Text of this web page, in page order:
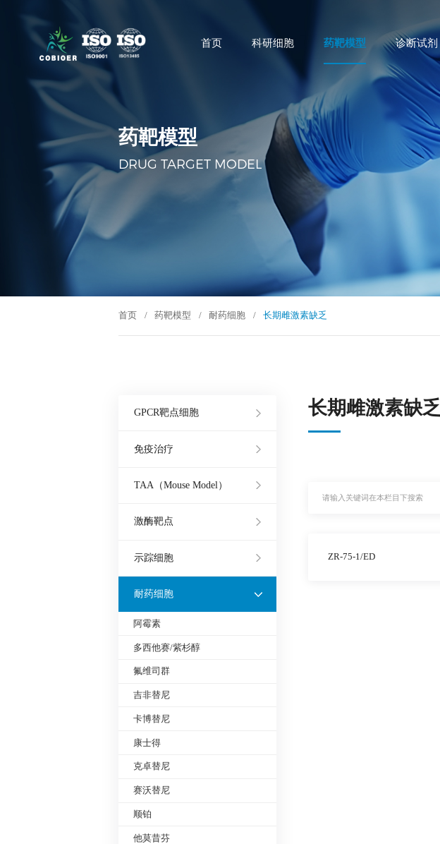
首页 科研细胞 药靶模型 诊断试剂
药靶模型
DRUG TARGET MODEL
首页 / 药靶模型 / 耐药细胞 / 长期雌激素缺乏
GPCR靶点细胞
免疫治疗
TAA（Mouse Model）
激酶靶点
示踪细胞
耐药细胞
阿霉素
多西他赛/紫杉醇
氟维司群
吉非替尼
卡博替尼
康士得
克卓替尼
赛沃替尼
顺铂
他莫昔芬
长期雌激素缺乏
ZR-75-1/ED